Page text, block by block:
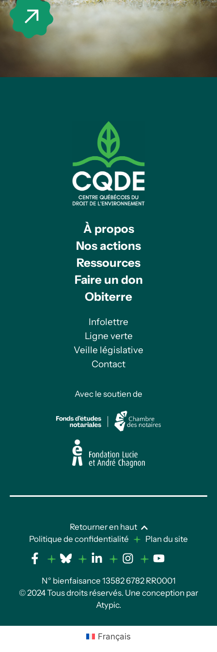
À propos
Nos actions
Ressources
Faire un don
Obiterre
Infolettre
Ligne verte
Veille législative
Contact
Avec le soutien de
N° bienfaisance 13582 6782 RR0001
© 2024 Tous droits réservés. Une conception par
Atypic.
Retourner en haut
Politique de confidentialité
Plan du site
Français